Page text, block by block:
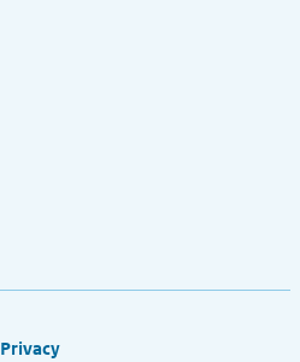
Privacy